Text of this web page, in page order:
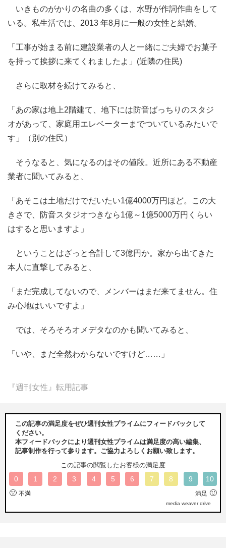
いきものがかりの名曲の多くは、水野が作詞作曲をして
いる。私生活では、2013 年8月に一般の女性と結婚。
「工事が始まる前に建設業者の人と一緒にご夫婦でお菓子
を持って挨拶に来てくれましたよ」(近隣の住民)
さらに取材を続けてみると、
「あの家は地上2階建て、地下には防音ばっちりのスタジ
オがあって、家庭用エレベーターまでついているみたいで
す」（別の住民）
そうなると、気になるのはその値段。近所にある不動産
業者に聞いてみると、
「あそこは土地だけでだいたい1億4000万円ほど。この大
きさで、防音スタジオつきなら1億～1億5000万円くらい
はすると思いますよ」
ということはざっと合計して3億円か。家から出てきた
本人に直撃してみると、
「まだ完成してないので、メンバーはまだ来てません。住
み心地はいいですよ」
では、そろそろオメデタなのかも聞いてみると、
「いや、まだ全然わからないですけど……」
『週刊女性』転用記事
この記事の満足度をぜひ週刊女性プライムにフィードバックして
ください。
本フィードバックにより週刊女性プライムは満足度の高い編集、
記事制作を行って参ります。ご協力よろしくお願い致します。
この記事の閲覧したお客様の満足度
0 1 2 3 4 5 6 7 8 9 10
🙁 不満 満足 🙂
media weaver drive